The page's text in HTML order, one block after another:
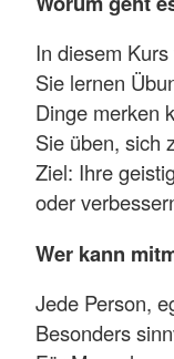
In diesem
Sie lernen
Dinge merken
Sie üben, sich
Ziel: Ihre
oder
Wer kann
Jede Person,
Besonders